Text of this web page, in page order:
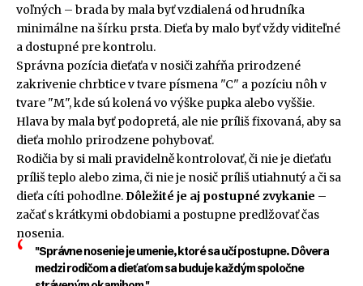
voľných – brada by mala byť vzdialená od hrudníka
minimálne na šírku prsta. Dieťa by malo byť vždy viditeľné
a dostupné pre kontrolu.
Správna pozícia dieťaťa v nosiči zahŕňa prirodzené
zakrivenie chrbtice v tvare písmena "C" a pozíciu nôh v
tvare "M", kde sú kolená vo výške pupka alebo vyššie.
Hlava by mala byť podopretá, ale nie príliš fixovaná, aby sa
dieťa mohlo prirodzene pohybovať.
Rodičia by si mali pravidelně kontrolovať, či nie je dieťaťu
príliš teplo alebo zima, či nie je nosič príliš utiahnutý a či sa
dieťa cíti pohodlne.Dôležité je aj postupné zvykanie –
začať s krátkymi obdobiami a postupne predlžovať čas
nosenia.
"Správne nosenie je umenie, ktoré sa učí postupne. Dôvera
medzi rodičom a dieťaťom sa buduje každým spoločne